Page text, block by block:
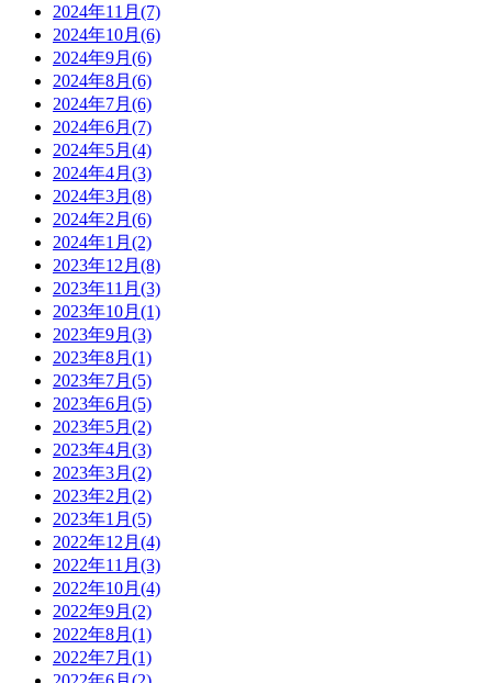
2024年11月(7)
2024年10月(6)
2024年9月(6)
2024年8月(6)
2024年7月(6)
2024年6月(7)
2024年5月(4)
2024年4月(3)
2024年3月(8)
2024年2月(6)
2024年1月(2)
2023年12月(8)
2023年11月(3)
2023年10月(1)
2023年9月(3)
2023年8月(1)
2023年7月(5)
2023年6月(5)
2023年5月(2)
2023年4月(3)
2023年3月(2)
2023年2月(2)
2023年1月(5)
2022年12月(4)
2022年11月(3)
2022年10月(4)
2022年9月(2)
2022年8月(1)
2022年7月(1)